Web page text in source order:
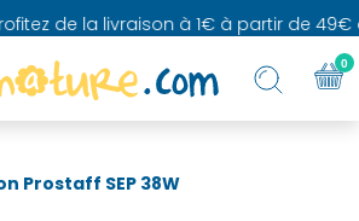
de la livraison à 1€ à partir de 49€
Prostaff SEP 38W
0